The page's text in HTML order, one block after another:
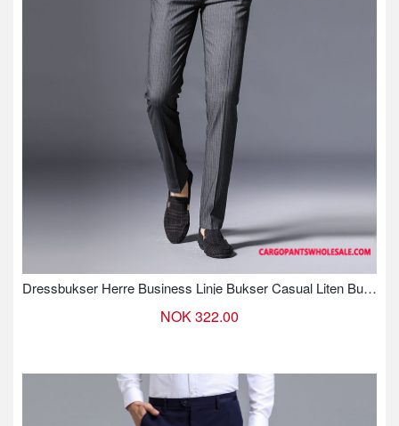
Dressbukser Herre Business Linje Bukser Casual Liten Bukser
NOK 322.00